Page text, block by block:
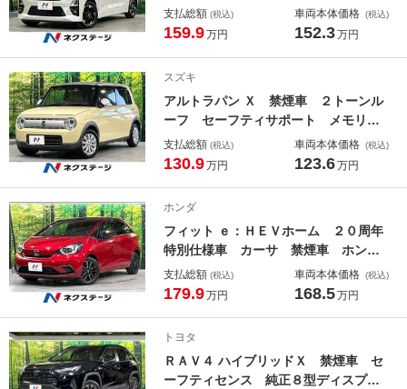
ット 純正９インチナビ 全周囲カメ
ラ 禁煙車 衝突軽減 両側電動ド
１４インチアルミホイール アイドリ
ングストップ
支払総額 (税込)
159.9万円
車両本体価格 (税込)
152.3万円
スズキ
アルトラパン Ｘ 禁煙車 ２トーンル
ーフ セーフティサポート メモリー
ナビ 全周囲カメラ 車線逸脱警報
シートヒーター オートエアコン Ｈ
支払総額 (税込)
130.9万円
車両本体価格 (税込)
123.6万円
ホンダ
フィット ｅ：ＨＥＶホーム ２０周年
特別仕様車 カーサ 禁煙車 ホンダ
センシング 純正ナビ バックカメ
ラ 前席シートヒーター オートエア
ントロール コーナーセンサー スマ
ートキー
支払総額 (税込)
179.9万円
車両本体価格 (税込)
168.5万円
トヨタ
ＲＡＶ４ ハイブリッドＸ 禁煙車 セ
ーフティセンス 純正８型ディスプレ